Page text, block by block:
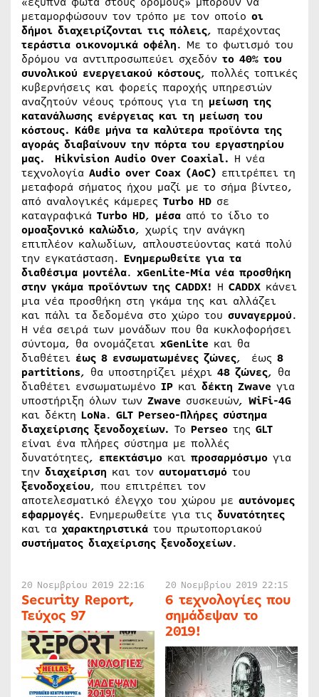
μεταμορφώσουν τον τρόπο με τον οποίο οι
δήμοι διαχειρίζονται τις πόλεις, παρέχοντας
τεράστια οικονομικά οφέλη. Με το φωτισμό του
δρόμου να αντιπροσωπεύει σχεδόν το 40% του
συνολικού ενεργειακού κόστους, πολλές τοπικές
κυβερνήσεις και φορείς παροχής υπηρεσιών
αναζητούν νέους τρόπους για τη μείωση της
κατανάλωσης ενέργειας και τη μείωση του
κόστους. Κάθε μήνα τα καλύτερα προϊόντα της
αγοράς διαβαίνουν την πόρτα του εργαστηρίου
μας. Hikvision Audio Over Coaxial. Η νέα
τεχνολογία Audio over Coax (AoC) επιτρέπει τη
μεταφορά σήματος ήχου μαζί με το σήμα βίντεο,
από αναλογικές κάμερες Turbo HD σε
καταγραφικά Turbo HD, μέσα από το ίδιο το
ομοαξονικό καλώδιο, χωρίς την ανάγκη
επιπλέον καλωδίων, απλουστεύοντας κατά πολύ
την εγκατάσταση. Ενημερωθείτε για τα
διαθέσιμα μοντέλα. xGenLite-Μία νέα προσθήκη
στην γκάμα προϊόντων της CADDX! Η CADDX κάνει
μια νέα προσθήκη στη γκάμα της και αλλάζει
και πάλι τα δεδομένα στο χώρο του συναγερμού.
Η νέα σειρά των μονάδων που θα κυκλοφορήσει
σύντομα, θα ονομάζεται xGenLite και θα
διαθέτει έως 8 ενσωματωμένες ζώνες, έως 8
partitions, θα υποστηρίζει μέχρι 48 ζώνες, θα
διαθέτει ενσωματωμένο IP και δέκτη Zwave για
υποστήριξη όλων των Zwave συσκευών, WiFi-4G
και δέκτη LoNa. GLT Perseo-Πλήρες σύστημα
διαχείρισης ξενοδοχείων. Το Perseo της GLT
είναι ένα πλήρες σύστημα με πολλές
δυνατότητες, επεκτάσιμο και προσαρμόσιμο για
την διαχείριση και τον αυτοματισμό του
ξενοδοχείου, που επιτρέπει τον
αποτελεσματικό έλεγχο του χώρου με αυτόνομες
εφαρμογές. Ενημερωθείτε για τις δυνατότητες
και τα χαρακτηριστικά του πρωτοποριακού
συστήματος διαχείρισης ξενοδοχείων.
20 Νοεμβρίου 2019 22:16
Security Report,
Τεύχος 97
20 Νοεμβρίου 2019 22:15
6 τεχνολογίες που
σημάδεψαν το
2019!